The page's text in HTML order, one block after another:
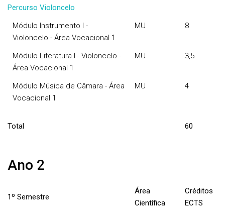
Percurso Violoncelo
Módulo Instrumento I -
Violoncelo - Área Vocacional 1
MU 8
Módulo Literatura I - Violoncelo -
Área Vocacional 1
MU 3,5
Módulo Música de Câmara - Área
Vocacional 1
MU 4
Total 60
Ano 2
1º Semestre
Área
Científica
Créditos
ECTS